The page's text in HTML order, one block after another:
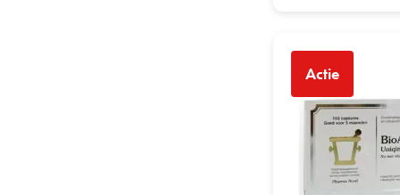
Actie